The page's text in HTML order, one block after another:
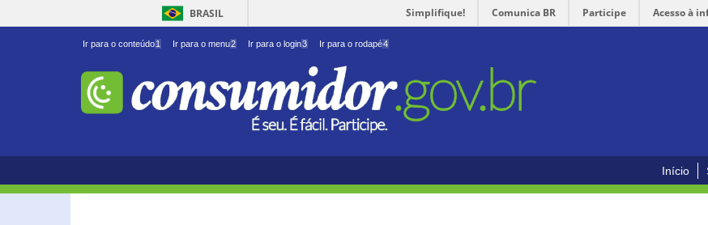
BRASIL Simplifique! Comunica BR Participe Acesso à
Ir para o conteúdo1 Ir para o menu2 Ir para o login3 Ir para o rodapé4
Início